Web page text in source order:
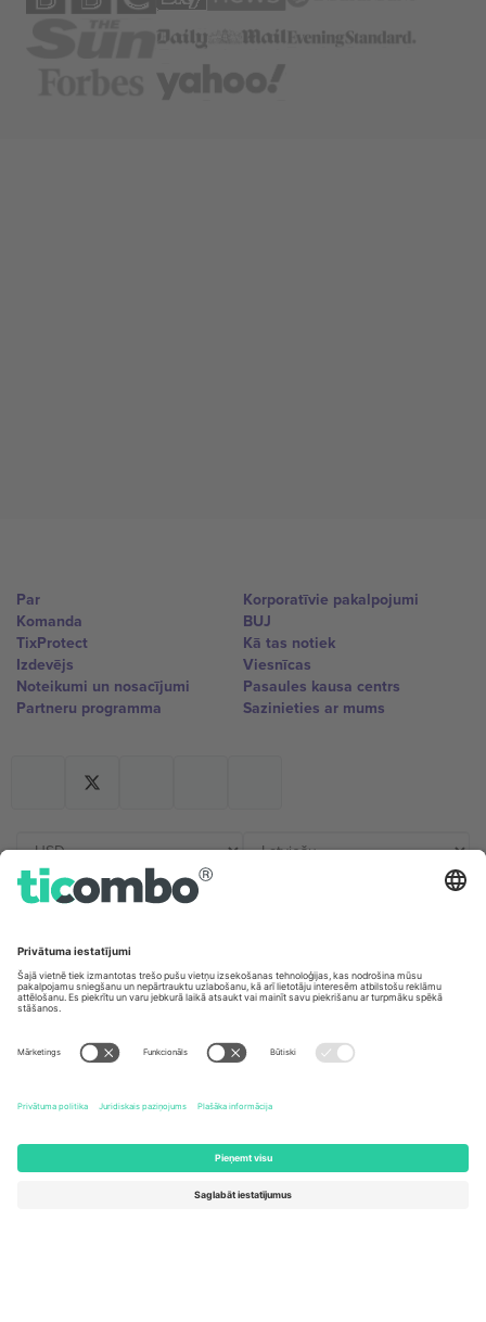
Par
Komanda
TixProtect
Izdevējs
Noteikumi un nosacījumi
Partneru programma
Korporatīvie pakalpojumi
BUJ
Kā tas notiek
Viesnīcas
Pasaules kausa centrs
Sazinieties ar mums
Germany
Unter den Linden 24, 10117
United Kingdom
167 City Road, London, Greater
Kingdom
United States
Newark, Delaware 19713, United
States
Switzerland
Engelberg, Switzerland